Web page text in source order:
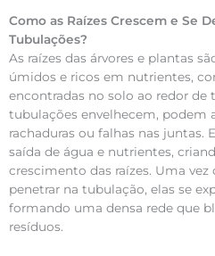
Como as Raízes Crescem e Se
Tubulações?
As raízes das árvores e plantas
úmidos e ricos em nutrientes,
encontradas no solo ao redor de
tubulações envelhecem, podem
rachaduras ou falhas nas juntas.
saída de água e nutrientes,
crescimento das raízes. Uma vez
penetrar na tubulação, elas se
formando uma densa rede que
resíduos.